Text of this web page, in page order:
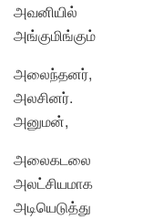
அவனியில்
அங்குமிங்கும்
அலைந்தனர்,
அலசினர்.
அனுமன்,
அலைகடலை
அலட்சியமாக
அடியெடுத்து